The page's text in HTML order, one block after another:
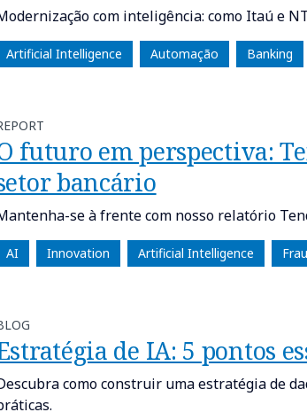
com inteligência: como Itaú e
Artificial Intelligence Automação Banking
futuro em perspectiva:
bancário
se à frente com nosso relatório
AI Innovation Artificial Intelligence
de IA: 5 pontos
como construir uma estratégia de